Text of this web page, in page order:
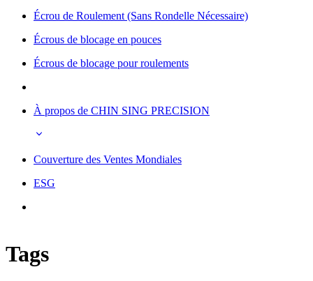
Écrou de Roulement (Sans Rondelle Nécessaire)
Écrous de blocage en pouces
Écrous de blocage pour roulements
À propos de CHIN SING PRECISION
Couverture des Ventes Mondiales
ESG
Tags